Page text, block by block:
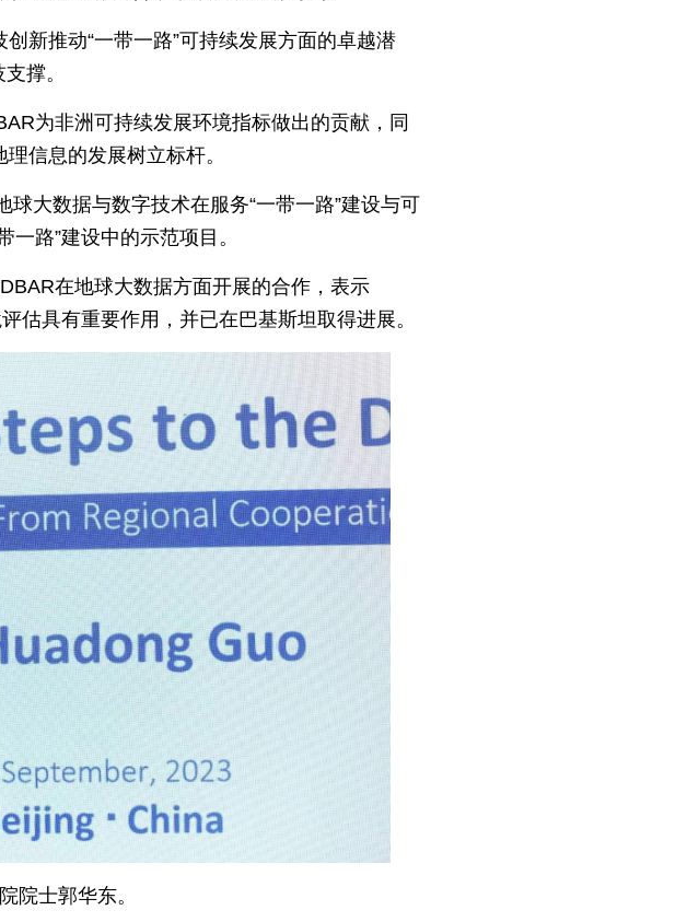
新推动“一带一路”可持续发展方面的卓越潜
撑。
为非洲可持续发展环境指标做出的贡献，同
信息的发展树立标杆。
大数据与数字技术在服务“一带一路”建设与可
路”建设中的示范项目。
在地球大数据方面开展的合作，表示
估具有重要作用，并已在巴基斯坦取得进展。
院士郭华东。